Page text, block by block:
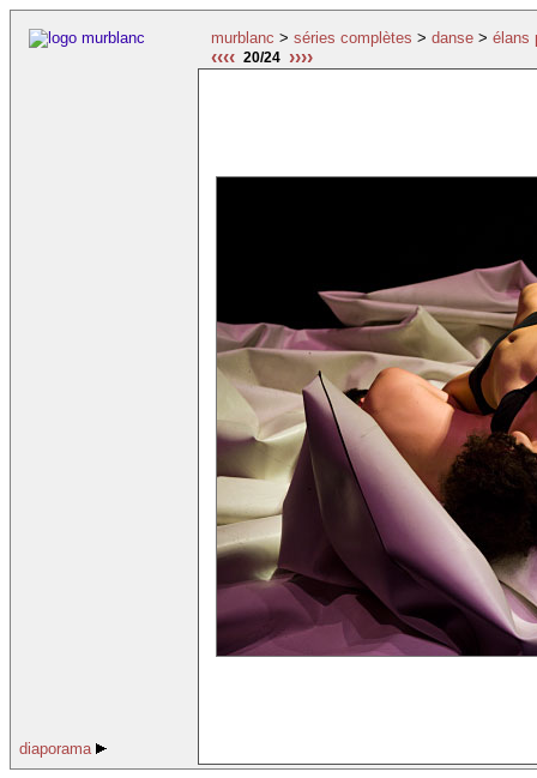
murblanc > séries complètes > danse > élans
‹‹‹‹ 20/24 ››››
diaporama